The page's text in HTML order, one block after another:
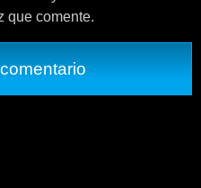
que comente.